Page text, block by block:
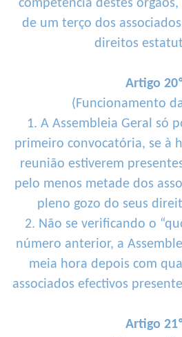
competência destes
de um terço dos
direitos
Artigo
(Funcionamento
1. A Assembleia Geral só
primeiro convocatória, se à
reunião estiverem
pelo menos metade dos
pleno gozo do seus
2. Não se verificando o
número anterior, a
meia hora depois com
associados efectivos
Artigo